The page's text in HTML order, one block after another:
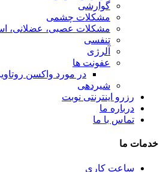
گوارشی
مشکلات چشمی
مشکلات عصبی، عضلانی،
تنفسی
آلرژی
عفونت ها
در مورد واکسن
شیردهی
رزرو اینترنتی نوبت
درباره ما
تماس با ما
خدمات ما
ساعت کاری